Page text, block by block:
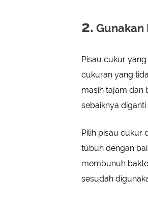
2. Gunakan
Pisau cukur
cukuran yang
masih tajam dan
sebaiknya
Pilih pisau cukur
tubuh dengan
membunuh
sesudah